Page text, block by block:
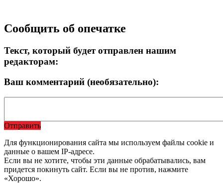
Сообщить об опечатке
Текст, который будет отправлен нашим
редакторам:
Ваш комментарий (необязательно):
Отправить
Для функционирования сайта мы используем файлы cookie и
данные о вашем IP-адресе.
Если вы не хотите, чтобы эти данные обрабатывались, вам
придется покинуть сайт. Если вы не против, нажмите
«Хорошо».